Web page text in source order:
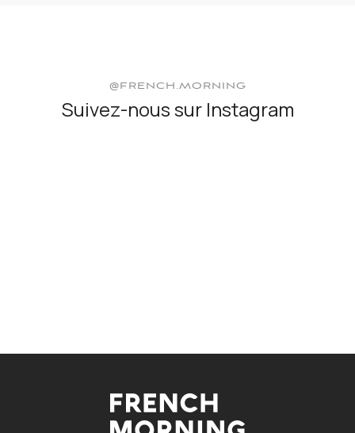
@FRENCH.MORNING
Suivez-nous sur Instagram